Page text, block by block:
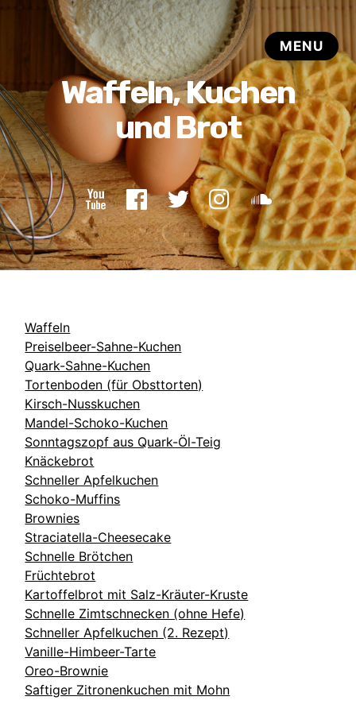
Waffeln
Preiselbeer-Sahne-Kuchen
Quark-Sahne-Kuchen
Tortenboden (für Obsttorten)
Kirsch-Nusskuchen
Mandel-Schoko-Kuchen
Sonntagszopf aus Quark-Öl-Teig
Knäckebrot
Schneller Apfelkuchen
Schoko-Muffins
Brownies
Straciatella-Cheesecake
Schnelle Brötchen
Früchtebrot
Kartoffelbrot mit Salz-Kräuter-Kruste
Schnelle Zimtschnecken (ohne Hefe)
Schneller Apfelkuchen (2. Rezept)
Vanille-Himbeer-Tarte
Oreo-Brownie
Saftiger Zitronenkuchen mit Mohn